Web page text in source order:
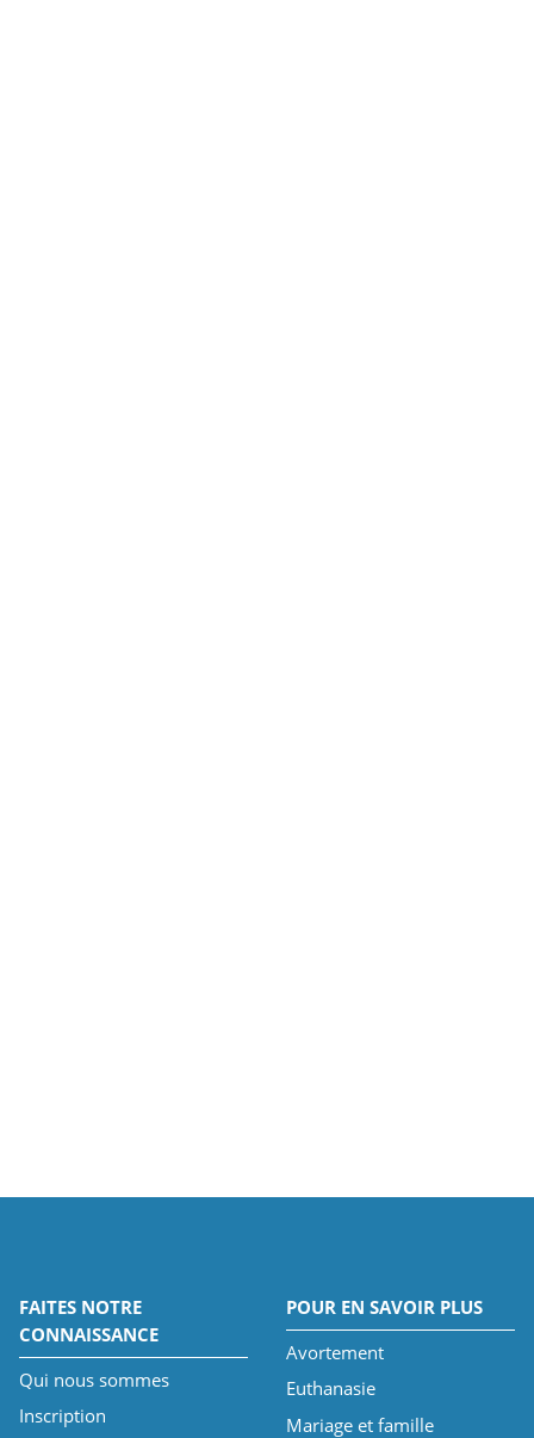
FAITES NOTRE
CONNAISSANCE
Qui nous sommes
Inscription
POUR EN SAVOIR PLUS
Avortement
Euthanasie
Mariage et famille